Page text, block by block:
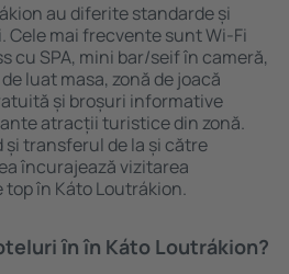
au diferite standarde și
mai frecvente sunt Wi-Fi
cu SPA, mini bar/seif în cameră,
luat masa, zonă de joacă
și broșuri informative
atracții turistice din zonă.
transferul de la și către
încurajează vizitarea
în Káto Loutrákion.
ȋn în Káto Loutrákion?